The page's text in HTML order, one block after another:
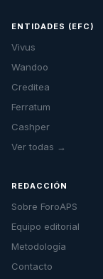
ENTIDADES (EFC)
Vivus
Wandoo
Creditea
Ferratum
Cashper
Ver todas →
REDACCIÓN
Sobre ForoAPS
Equipo editorial
Metodología
Contacto